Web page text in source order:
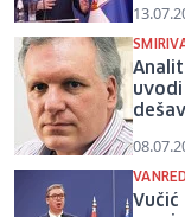
uvodi
Vučić